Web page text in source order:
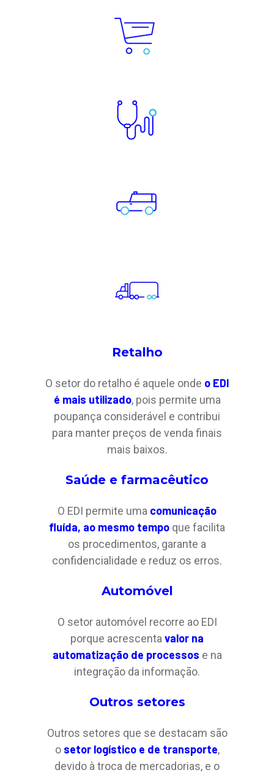
Retalho
O setor do retalho é aquele onde o EDI
é mais utilizado, pois permite uma
poupança considerável e contribui
para manter preços de venda finais
mais baixos.
Saúde e farmacêutico
O EDI permite uma comunicação
fluída, ao mesmo tempo que facilita
os procedimentos, garante a
confidencialidade e reduz os erros.
Automóvel
O setor automóvel recorre ao EDI
porque acrescenta valor na
automatização de processos e na
integração da informação.
Outros setores
Outros setores que se destacam são
osetor logístico e de transporte,
devido à troca de mercadorias, e o